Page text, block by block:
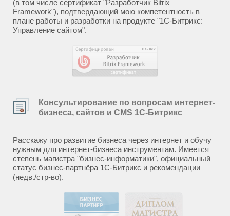
(в том числе сертификат "Разработчик Bitrix
Framework"), подтвердающий мою компетентность в
плане работы и разработки на продукте "1С-Битрикс:
Управление сайтом".
Консультирование по вопросам интернет-
бизнеса, сайтов и CMS 1С-Битрикс
Расскажу про развитие бизнеса через интернет и обучу
нужным для интернет-бизнеса инструментам. Имеется
степень магистра "бизнес-информатики", официальный
статус бизнес-партнёра 1С-Битрикс и рекомендации
(недв./стр-во).